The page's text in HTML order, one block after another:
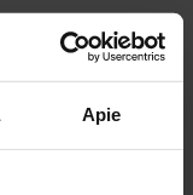
Apie